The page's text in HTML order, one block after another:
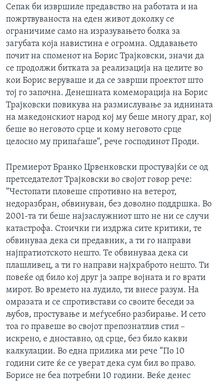
Сепак би извршиле предавство на работата и на
пожртвуваноста на еден живот доколку се
ограничиме само на изразувањето болка за
загубата која навистина е огромна. Оддавањето
почит на споменот на Борис Трајковски, значи да
се продолжи битката за реализација на целите во
кои Борис веруваше и да се заврши проектот што
тој го започна. Денешната комеморација на Борис
Трајковски повикува на размислување за иднината
на македонскиот народ кој му беше многу драг, кој
беше во неговото срце и кому неговото срце
целосно му припаѓаше“, рече господинот Проди.
Премиерот Бранко Црвенковски простувајќи се од
претседателот Трајковски во својот говор рече:
“Честопати пловеше спротивно на ветерот,
недоразбран, обвинуван, без доволно поддршка. Во
2001-та ти беше најзаслужниот што не ни се случи
катастрофа. Стоички ги издржа сите критики, те
обвинуваа дека си предавник, а ти го направи
најпратиотското нешто. Те обвинуваа дека си
плашливец, а ти го направи најхраброто нешто. Ти
повеќе од било кој друг ја запре војната и го врати
мирот. Во времето на лудило, ти внесе разум. На
омразата и се спротивстави со своите беседи за
љубов, простување и меѓусебно разбирање. И сето
тоа го правеше во својот препознатлив стил –
искрено, е дноставно, од срце, без било какви
калкулации. Во една прилика ми рече “По 10
години сите ќе се уверат дека сум бил во право.
Борисе не беа потребни 10 години. Веќе денес